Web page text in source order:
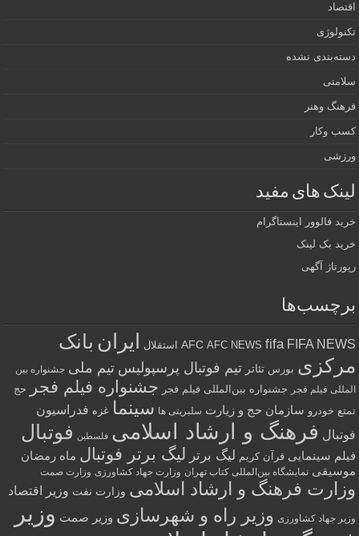
اقتصاد
تکنولوژی
دسته‌بندی نشده
سلامتی
فرهنگ وهنر
کسب وکار
ورزشی
لینک های مفید
خرید فالوور اینستاگرام
خرید بک لینک
رپورتاژ آگهی
برچسب‌ها
AFC AFC NEWS fifa FIFA NEWS استقلال ایران بانک
مرکزی بورس تئاتر تیم فوتبال پرسپولیس تیم ملی جشنواره بین
المللی فیلم فجر جشنواره بین‌المللی فیلم فجر جشنواره فیلم فجر
حج
تمتع خودرو سازمان حج و زیارت سلبریتی ها سینما غزه فدراسیون
فوتبال فرهنگ و ارشاد اسلامی فلسطین فوتبال
فیلم سینمایی قرآن کریم لیگ برتر لیگ برتر فوتبال ماه رمضان
موسیقی نمایشگاه بین‌المللی کتاب تهران وزارت جهاد کشاورزی وزارت صمت
وزارت فرهنگ و ارشاد اسلامی وزارت نفت وزیر اقتصاد
وزیر جهاد کشاورزی وزیر راه و شهرسازی وزیر صمت وزیر